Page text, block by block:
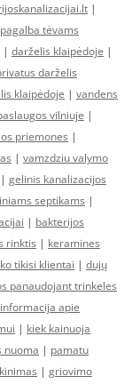
|
pagalba tėvams
| darželis klaipėdoje |
darželis
klaipėdoje | vandens
vilniuje |
priemones |
| vamzdziu valymo
| gelinis kanalizacijos
septikams |
| bakterijos
rinktis | keramines
ko tikisi klientai | dujų
panaudojant trinkeles
informacija apie
| kiek kainuoja
nuoma | pamatu
| griovimo